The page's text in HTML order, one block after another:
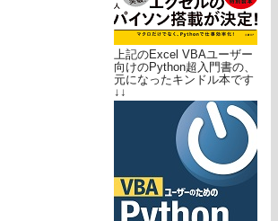
上記のExcel VBAユーザー
向けのPython超入門書の、
元になったキンドル本です
↓↓